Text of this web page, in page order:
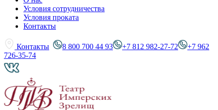
Условия сотрудничества
Условия проката
Контакты
Контакты 8 800 700 44 93 +7 812 982-27-72
+7 962
726-35-74